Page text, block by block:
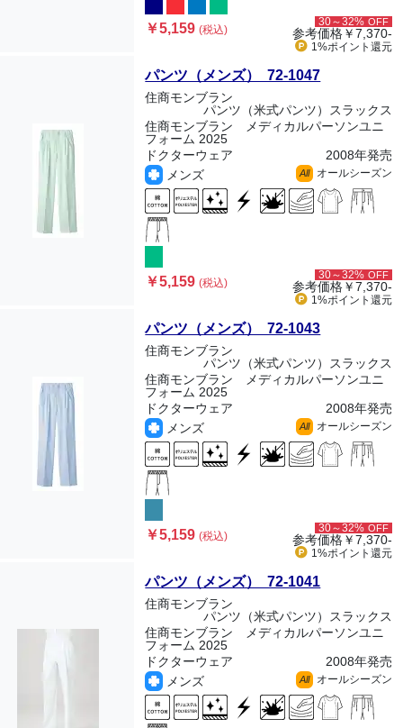
￥5,159(税込)
30～32% OFF
参考価格￥7,370-
1%ポイント 還元
パンツ（メンズ） 72-1047
住商モンブラン
パンツ（米式パンツ）スラックス
住商モンブラン メディカルパーソンユニ
フォーム 2025
ドクターウェア
2008年発売
メンズ
All オールシーズン
￥5,159(税込)
30～32% OFF
参考価格￥7,370-
1%ポイント 還元
パンツ（メンズ） 72-1043
住商モンブラン
パンツ（米式パンツ）スラックス
住商モンブラン メディカルパーソンユニ
フォーム 2025
ドクターウェア
2008年発売
メンズ
All オールシーズン
￥5,159(税込)
30～32% OFF
参考価格￥7,370-
1%ポイント 還元
パンツ（メンズ） 72-1041
住商モンブラン
パンツ（米式パンツ）スラックス
住商モンブラン メディカルパーソンユニ
フォーム 2025
ドクターウェア
2008年発売
メンズ
All オールシーズン